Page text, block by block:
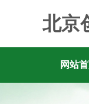
北京
网站